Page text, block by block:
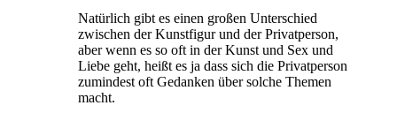
Natürlich gibt es einen großen Unterschied
zwischen der Kunstfigur und der Privatperson,
aber wenn es so oft in der Kunst und Sex und
Liebe geht, heißt es ja dass sich die Privatperson
zumindest oft Gedanken über solche Themen
macht.